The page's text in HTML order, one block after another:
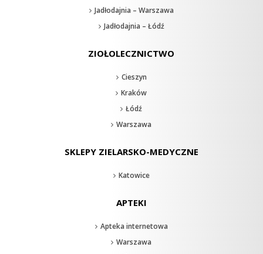
Jadłodajnia – Warszawa
Jadłodajnia – Łódź
ZIOŁOLECZNICTWO
Cieszyn
Kraków
Łódź
Warszawa
SKLEPY ZIELARSKO-MEDYCZNE
Katowice
APTEKI
Apteka internetowa
Warszawa